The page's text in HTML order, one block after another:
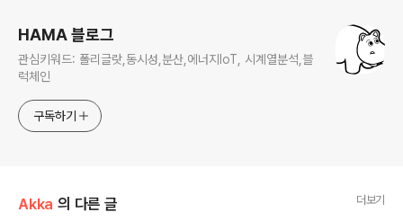
HAMA 블로그
관심키워드: 폴리글랏,동시성,분산,에너지IoT, 시계열분석,블
럭체인
구독하기
Akka 의 다른 글 더보기